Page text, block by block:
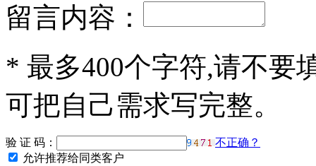
留言内容：
* 最多400个字符,请不要
可把自己需求写完整。
验 证 码：
不正确？
允许推荐给同类客户